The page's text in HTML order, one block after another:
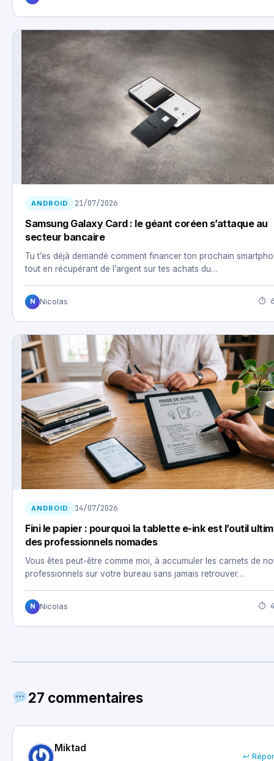
ANDROID 21/07/2026
Samsung Galaxy Card : le géant coréen s’attaque au
secteur bancaire
Tu t’es déjà demandé comment financer ton prochain
tout en récupérant de l’argent sur tes achats du…
N Nicolas ⏱
ANDROID 14/07/2026
Fini le papier : pourquoi la tablette e-ink est l’outil
des professionnels nomades
Vous êtes peut-être comme moi, à accumuler les carnets de
professionnels sur votre bureau sans jamais retrouver…
N Nicolas ⏱
27 commentaires
Miktad
↩